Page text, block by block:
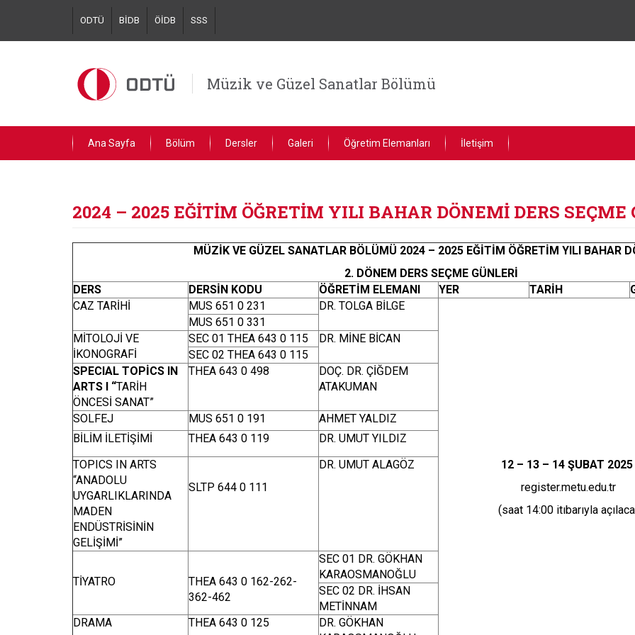
main
ODTÜ BİDB ÖİDB SSS
Müzik ve Güzel Sanatlar Bölümü
Ana Sayfa Bölüm Dersler Galeri Öğretim Elemanları İletişim
2024 – 2025 EĞİTİM ÖĞRETİM YILI BAHAR DÖNEMİ DERS SEÇME
MÜZİK VE GÜZEL SANATLAR BÖLÜMÜ 2024 – 2025 EĞİTİM ÖĞRETİM YILI BAHAR
2. DÖNEM DERS SEÇME GÜNLERİ
DERS
DERSİN KODU ÖĞRETİM ELEMANI YER TARİH
CAZ TARİHİ
MUS 651 0 231 DR. TOLGA BİLGE
12 – 13 – 14 ŞUBAT 2025
register.metu.edu.tr
(saat 14:00 itıbarıyla
MUS 651 0 331
MİTOLOJİ VE
İKONOGRAFİ
SEC 01 THEA 643 0 115
DR. MİNE BİCAN
SEC 02 THEA 643 0 115
SPECIAL TOPİCS IN
ARTS I “TARİH
ÖNCESİ SANAT”
THEA 643 0 498
DOÇ. DR. ÇİĞDEM
ATAKUMAN
SOLFEJ MUS 651 0 191
AHMET YALDIZ
BİLİM İLETİŞİMİ
THEA 643 0 119
DR. UMUT YILDIZ
TOPICS IN ARTS
“ANADOLU
UYGARLIKLARINDA
MADEN
ENDÜSTRİSİNİN
GELİŞİMİ”
SLTP 644 0 111
DR. UMUT ALAGÖZ
TİYATRO
THEA 643 0 162-262-
362-462
SEC 01 DR. GÖKHAN
KARAOSMANOĞLU
SEC 02 DR. İHSAN
METİNNAM
DRAMA
THEA 643 0 125
DR. GÖKHAN